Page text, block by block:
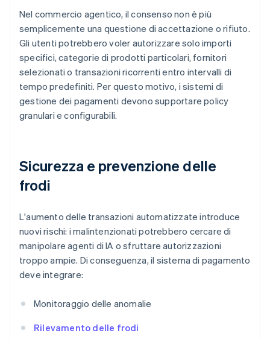
Nel commercio agentico, il consenso non è più
semplicemente una questione di accettazione o rifiuto.
Gli utenti potrebbero voler autorizzare solo importi
specifici, categorie di prodotti particolari, fornitori
selezionati o transazioni ricorrenti entro intervalli di
tempo predefiniti. Per questo motivo, i sistemi di
gestione dei pagamenti devono supportare policy
granulari e configurabili.
Sicurezza e prevenzione delle
frodi
L'aumento delle transazioni automatizzate introduce
nuovi rischi: i malintenzionati potrebbero cercare di
manipolare agenti di IA o sfruttare autorizzazioni
troppo ampie. Di conseguenza, il sistema di pagamento
deve integrare:
Monitoraggio delle anomalie
Rilevamento delle frodi